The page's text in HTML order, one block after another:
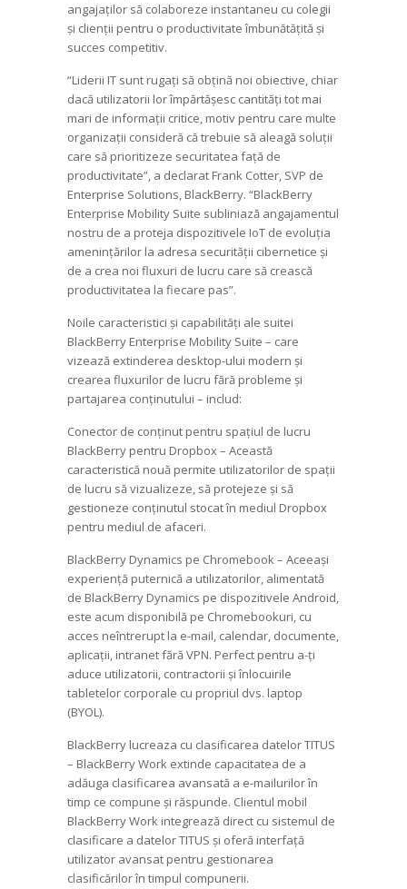
angajaților să colaboreze instantaneu cu colegii
și clienții pentru o productivitate îmbunătățită și
succes competitiv.
“Liderii IT sunt rugați să obțină noi obiective, chiar
dacă utilizatorii lor împărtășesc cantități tot mai
mari de informații critice, motiv pentru care multe
organizații consideră că trebuie să aleagă soluții
care să prioritizeze securitatea față de
productivitate”, a declarat Frank Cotter, SVP de
Enterprise Solutions, BlackBerry. “BlackBerry
Enterprise Mobility Suite subliniază angajamentul
nostru de a proteja dispozitivele IoT de evoluția
amenințărilor la adresa securității cibernetice și
de a crea noi fluxuri de lucru care să crească
productivitatea la fiecare pas”.
Noile caracteristici și capabilități ale suitei
BlackBerry Enterprise Mobility Suite – care
vizează extinderea desktop-ului modern și
crearea fluxurilor de lucru fără probleme și
partajarea conținutului – includ:
Conector de conținut pentru spațiul de lucru
BlackBerry pentru Dropbox – Această
caracteristică nouă permite utilizatorilor de spații
de lucru să vizualizeze, să protejeze și să
gestioneze conținutul stocat în mediul Dropbox
pentru mediul de afaceri.
BlackBerry Dynamics pe Chromebook – Aceeași
experiență puternică a utilizatorilor, alimentată
de BlackBerry Dynamics pe dispozitivele Android,
este acum disponibilă pe Chromebookuri, cu
acces neîntrerupt la e-mail, calendar, documente,
aplicații, intranet fără VPN. Perfect pentru a-ți
aduce utilizatorii, contractorii și înlocuirile
tabletelor corporale cu propriul dvs. laptop
(BYOL).
BlackBerry lucreaza cu clasificarea datelor TITUS
– BlackBerry Work extinde capacitatea de a
adăuga clasificarea avansată a e-mailurilor în
timp ce compune și răspunde. Clientul mobil
BlackBerry Work integrează direct cu sistemul de
clasificare a datelor TITUS și oferă interfață
utilizator avansat pentru gestionarea
clasificărilor în timpul compunerii.